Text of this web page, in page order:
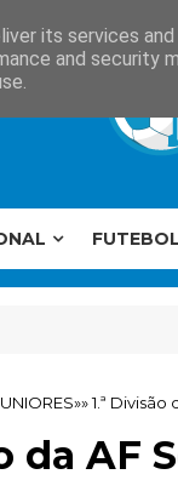
1.ª
da AF
its services
and security